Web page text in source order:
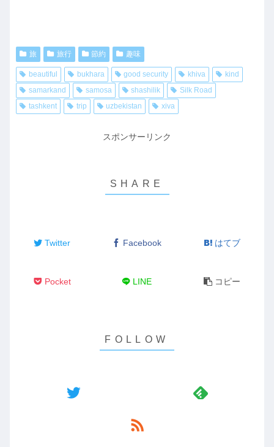
旅 旅行 節約 趣味
beautiful bukhara good security khiva
kind
samarkand
samosa shashilik
Silk Road
tashkent
trip uzbekistan xiva
スポンサーリンク
Twitter Facebook はてブ
Pocket LINE コピー